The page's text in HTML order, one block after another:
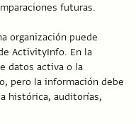
futuras.
organización puede
ActivityInfo. En la
datos activa o la
pero la información debe
histórica, auditorías,